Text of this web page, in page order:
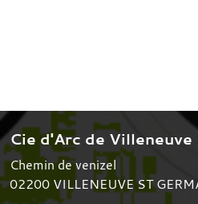
Cie d'Arc de Villeneuve
Chemin de venizel
02200 VILLENEUVE ST